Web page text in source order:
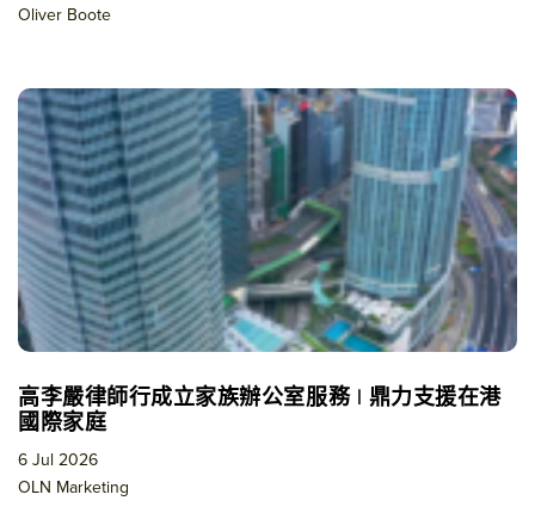
Oliver Boote
高李嚴律師行成立家族辦公室服務 | 鼎力支援在港
國際家庭
6 Jul 2026
OLN Marketing